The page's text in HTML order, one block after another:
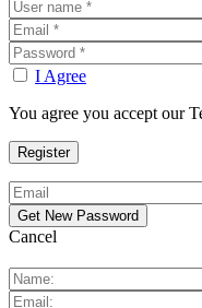
I Agree
You agree you accept our
Cancel